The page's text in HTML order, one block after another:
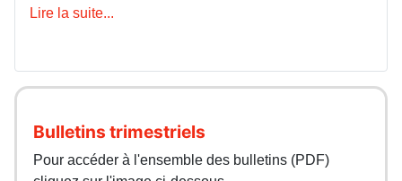
Lire la suite...
Bulletins trimestriels
Pour accéder à l'ensemble des bulletins (PDF)